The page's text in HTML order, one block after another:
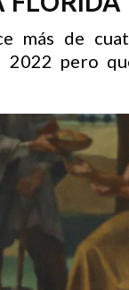
más de
2022 pero